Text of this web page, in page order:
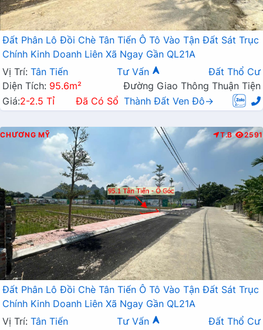
Đất Phân Lô Đồi Chè Tân Tiến Ô Tô Vào Tận Đất Sát Trục
Chính Kinh Doanh Liên Xã Ngay Gần QL21A
Vị Trí: Tân Tiến Tư Vấn
Đất Thổ Cư
Diện Tích: 95.6m²
Đường Giao Thông Thuận Tiện
Giá:2-2.5 Tỉ Đã Có Sổ Thành Đất Ven Đô→
CHƯƠNG MỸ T.B 2591
Đất Phân Lô Đồi Chè Tân Tiến Ô Tô Vào Tận Đất Sát Trục
Chính Kinh Doanh Liên Xã Ngay Gần QL21A
Vị Trí: Tân Tiến Tư Vấn
Đất Thổ Cư